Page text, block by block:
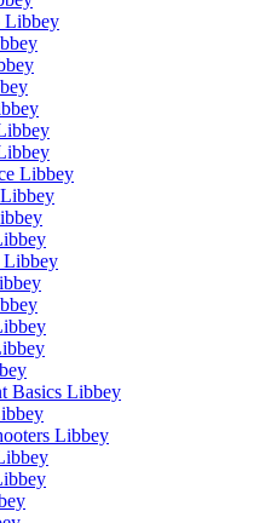
Libbey
Libbey
Libbey
Basics Libbey
Libbey